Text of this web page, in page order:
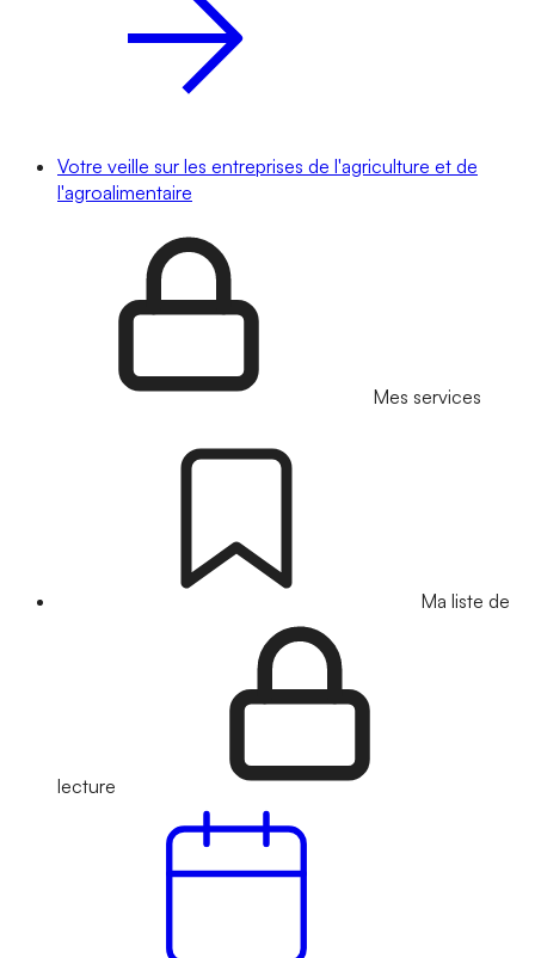
Votre veille sur les entreprises de l'agriculture et de
l'agroalimentaire
Mes services
Ma liste de
lecture